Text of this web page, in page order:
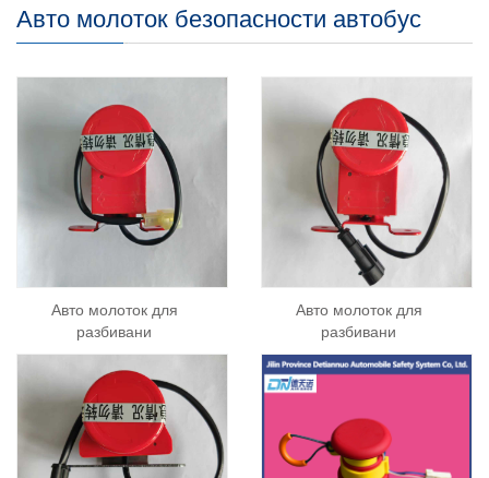
Авто молоток безопасности автобус
Авто молоток для
разбивани
Авто молоток для
разбивани